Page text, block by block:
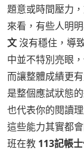
題意或時間壓力
來看，有些人明
文沒有穩住，導
中並不特別亮眼
而讓整體成績更
是整個應試狀態
也代表你的閱讀
這些能力其實都
班在教 113記帳